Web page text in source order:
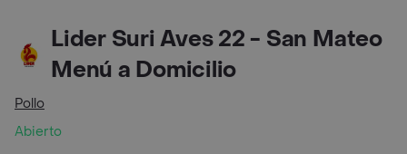
Lider Suri Aves 22 - San Mateo
Menú a Domicilio
Pollo
Abierto